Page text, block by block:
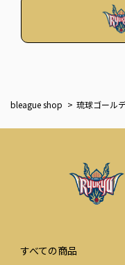
bleague shop 琉球ゴール
すべての商品